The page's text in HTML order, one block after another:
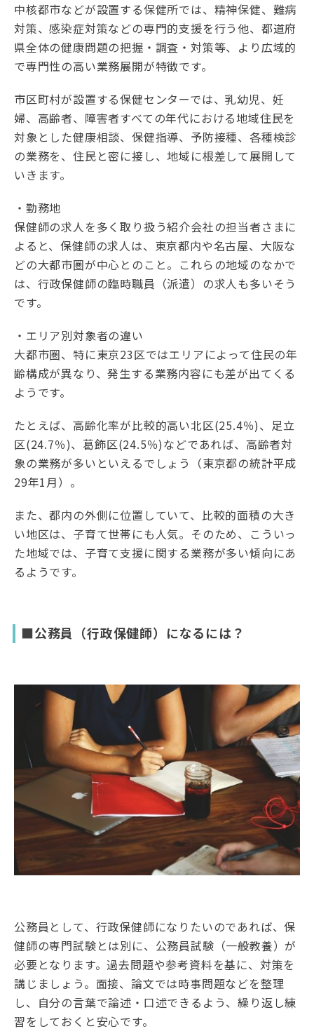
中核都市などが設置する保健所では、精神保健、難病
対策、感染症対策などの専門的支援を行う他、都道府
県全体の健康問題の把握・調査・対策等、より広域的
で専門性の高い業務展開が特徴です。
市区町村が設置する保健センターでは、乳幼児、妊
婦、高齢者、障害者すべての年代における地域住民を
対象とした健康相談、保健指導、予防接種、各種検診
の業務を、住民と密に接し、地域に根差して展開して
いきます。
・勤務地
保健師の求人を多く取り扱う紹介会社の担当者さまに
よると、保健師の求人は、東京都内や名古屋、大阪な
どの大都市圏が中心とのこと。これらの地域のなかで
は、行政保健師の臨時職員（派遣）の求人も多いそう
です。
・エリア別対象者の違い
大都市圏、特に東京23区ではエリアによって住民の年
齢構成が異なり、発生する業務内容にも差が出てくる
ようです。
たとえば、高齢化率が比較的高い北区(25.4％)、足立
区(24.7％)、葛飾区(24.5％)などであれば、高齢者対
象の業務が多いといえるでしょう（東京都の統計平成
29年1月）。
また、都内の外側に位置していて、比較的面積の大き
い地区は、子育て世帯にも人気。そのため、こういっ
た地域では、子育て支援に関する業務が多い傾向にあ
るようです。
■公務員（行政保健師）になるには？
公務員として、行政保健師になりたいのであれば、保
健師の専門試験とは別に、公務員試験（一般教養）が
必要となります。過去問題や参考資料を基に、対策を
講じましょう。面接、論文では時事問題などを整理
し、自分の言葉で論述・口述できるよう、繰り返し練
習をしておくと安心です。